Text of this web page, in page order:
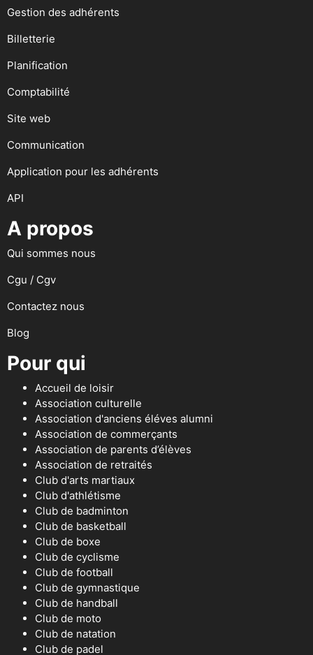
Gestion des adhérents
Billetterie
Planification
Comptabilité
Site web
Communication
Application pour les adhérents
API
A propos
Qui sommes nous
Cgu / Cgv
Contactez nous
Blog
Pour qui
Accueil de loisir
Association culturelle
Association d'anciens éléves alumni
Association de commerçants
Association de parents d’élèves
Association de retraités
Club d'arts martiaux
Club d'athlétisme
Club de badminton
Club de basketball
Club de boxe
Club de cyclisme
Club de football
Club de gymnastique
Club de handball
Club de moto
Club de natation
Club de padel